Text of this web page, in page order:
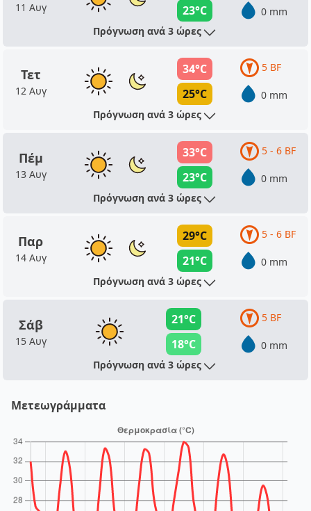
11 Αυγ
23°C
0 mm
Πρόγνωση ανά 3 ώρες
Τετ
12 Αυγ
34°C
25°C
5 BF
0 mm
Πρόγνωση ανά 3 ώρες
Πέμ
13 Αυγ
33°C
23°C
5 - 6 BF
0 mm
Πρόγνωση ανά 3 ώρες
Παρ
14 Αυγ
29°C
21°C
5 - 6 BF
0 mm
Πρόγνωση ανά 3 ώρες
Σάβ
15 Αυγ
21°C
18°C
5 BF
0 mm
Πρόγνωση ανά 3 ώρες
Μετεωγράμματα